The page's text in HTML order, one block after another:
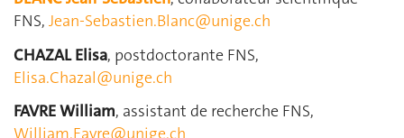
FNS, Jean-Sebastien.Blanc@unige.ch
CHAZAL Elisa, postdoctorante FNS,
Elisa.Chazal@unige.ch
FAVRE William, assistant de recherche FNS,
William.Favre@unige.ch